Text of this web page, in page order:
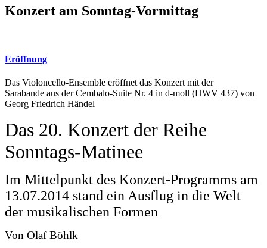
Konzert am Sonntag-Vormittag
Eröffnung
Das Violoncello-Ensemble eröffnet das Konzert mit der
Sarabande aus der Cembalo-Suite Nr. 4 in d-moll (HWV 437) von
Georg Friedrich Händel
Das 20. Konzert der Reihe
Sonntags-Matinee
Im Mittelpunkt des Konzert-Programms am
13.07.2014 stand ein Ausflug in die Welt
der musikalischen Formen
Von Olaf Böhlk